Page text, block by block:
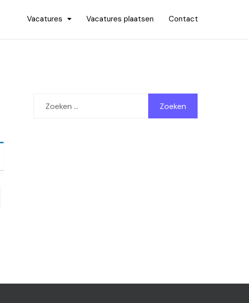
Vacatures Vacatures plaatsen Contact
naar: